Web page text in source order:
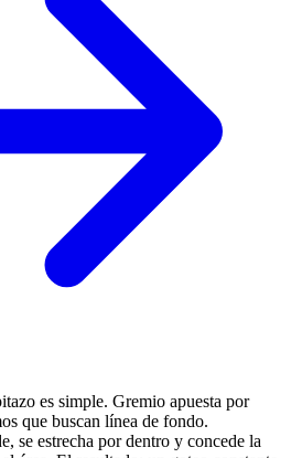
es simple. Gremio apuesta por
que buscan línea de fondo.
se estrecha por dentro y concede la